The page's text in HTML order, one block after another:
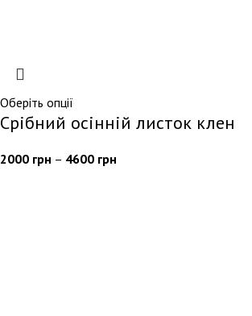
Оберіть опції
Срібний осінній листок клен
2000 грн – 4600 грн